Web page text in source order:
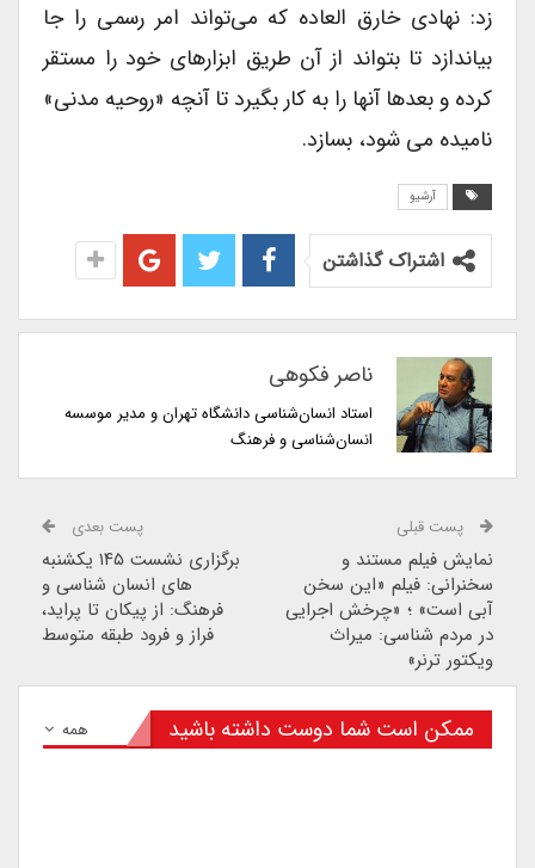
زد: نهادی خارق العاده که می‌تواند امر رسمی را جا
بیاندازد تا بتواند از آن طریق ابزارهای خود را مستقر
کرده و بعدها آنها را به کار بگیرد تا آنچه «روحیه مدنی»
نامیده می شود، بسازد.
آرشیو
اشتراک گذاشتن
ناصر فکوهی
استاد انسان‌شناسی دانشگاه تهران و مدیر موسسه
انسان‌شناسی و فرهنگ
پست قبلی
نمایش فیلم مستند و
سخنرانی: فیلم «این سخن
آبی است» ؛ «چرخش اجرایی
در مردم شناسی: میراث
ویکتور ترنر»
پست بعدی
برگزاری نشست ۱۴۵ یکشنبه
های انسان شناسی و
فرهنگ: از پیکان تا پراید،
فراز و فرود طبقه متوسط
همه ممکن است شما دوست داشته باشید